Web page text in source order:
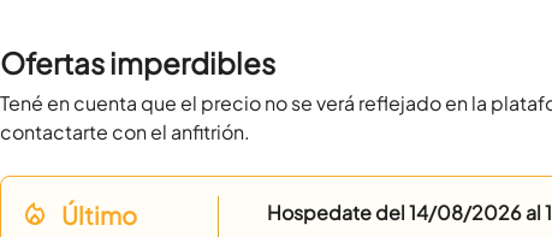
Ofertas imperdibles
Tené en cuenta que el precio no se verá reflejado en la
contactarte con el anfitrión.
Último
Hospedate del14/08/2026al